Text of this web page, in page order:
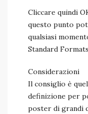
Cliccare quindi
questo punto
qualsiasi
Standard
Considerazioni
Il consiglio è
definizione per
poster di grandi